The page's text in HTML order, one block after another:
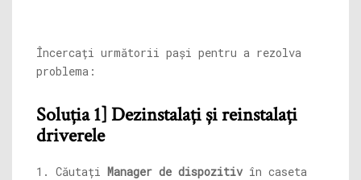
Încercați următorii pași pentru a rezolva
problema:
Soluția 1] Dezinstalați și reinstalați
driverele
1. Căutați Manager de dispozitiv în caseta